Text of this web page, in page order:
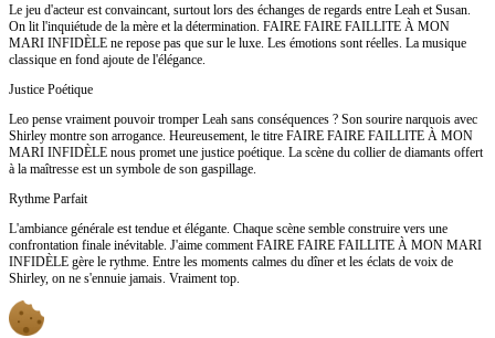
Le jeu d'acteur est convaincant, surtout lors des échanges de regards entre Leah et Susan.
On lit l'inquiétude de la mère et la détermination. FAIRE FAIRE FAILLITE À MON
MARI INFIDÈLE ne repose pas que sur le luxe. Les émotions sont réelles. La musique
classique en fond ajoute de l'élégance.
Justice Poétique
Leo pense vraiment pouvoir tromper Leah sans conséquences ? Son sourire narquois avec
Shirley montre son arrogance. Heureusement, le titre FAIRE FAIRE FAILLITE À MON
MARI INFIDÈLE nous promet une justice poétique. La scène du collier de diamants offert
à la maîtresse est un symbole de son gaspillage.
Rythme Parfait
L'ambiance générale est tendue et élégante. Chaque scène semble construire vers une
confrontation finale inévitable. J'aime comment FAIRE FAIRE FAILLITE À MON MARI
INFIDÈLE gère le rythme. Entre les moments calmes du dîner et les éclats de voix de
Shirley, on ne s'ennuie jamais. Vraiment top.